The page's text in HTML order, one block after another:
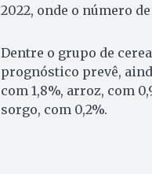
2022, onde o número
Dentre o grupo de
prognóstico prevê,
com 1,8%, arroz, com
sorgo, com 0,2%.